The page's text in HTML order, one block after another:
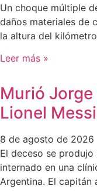
Un choque múltiple
daños materiales de
la altura del
Leer más »
Murió
Lionel Messi
8 de agosto de 2026
El deceso se
internado en una
Argentina. El capitán